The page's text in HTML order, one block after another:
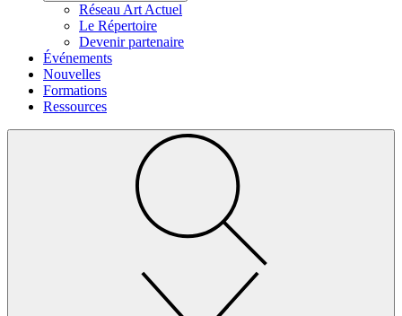
Réseau Art Actuel
Le Répertoire
Devenir partenaire
Événements
Nouvelles
Formations
Ressources